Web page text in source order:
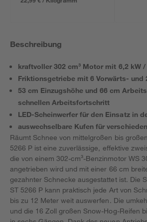
Beschreibung
kraftvoller 302 cm³ Motor mit 6,2 kW /
Friktionsgetriebe mit 6 Vorwärts- und
53 cm Einzugshöhe und 66 cm
schnellen Arbeitsfortschritt
LED-Scheinwerfer für den Einsatz in
auswechselbare Kufen für
Räumt Schnee von mittelgroßen bis
5266 P ist eine zuverlässige, effektive
die von einem 302-cm³-Benzinmotor WS
angetrieben wird und mit einer 66 cm
gezahnter Schnecke ausgestattet ist. Die
ST 5266 P kann praktisch jede Art von
bis zu 12 Meter weit auswerfen. Die
und die 16 Zoll großen Snow-Hog-Reifen